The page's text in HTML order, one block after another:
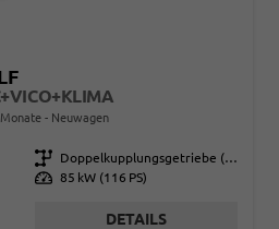
Neuwagen
Getriebe
Doppelkupplungsgetriebe (DSG)
Leistung 85 kW (116 PS)
DETAILS